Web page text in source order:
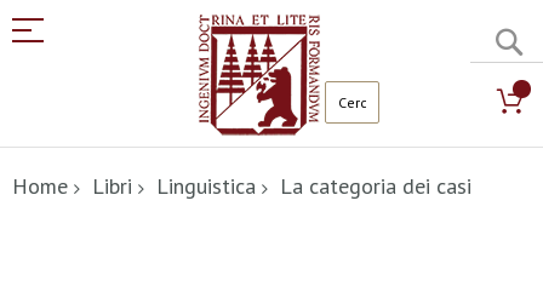
al
contenuto
Home Libri Linguistica La categoria dei casi